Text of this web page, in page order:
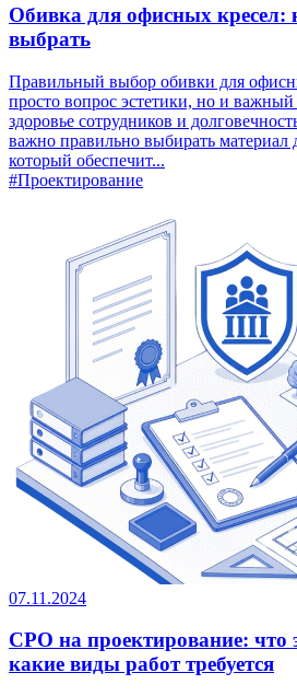
Обивка для офисных кресел:
выбрать
Правильный выбор обивки для
просто вопрос эстетики, но и
здоровье сотрудников и
важно правильно выбирать материал
который обеспечит...
#Проектирование
07.11.2024
СРО на проектирование: что
какие виды работ требуется